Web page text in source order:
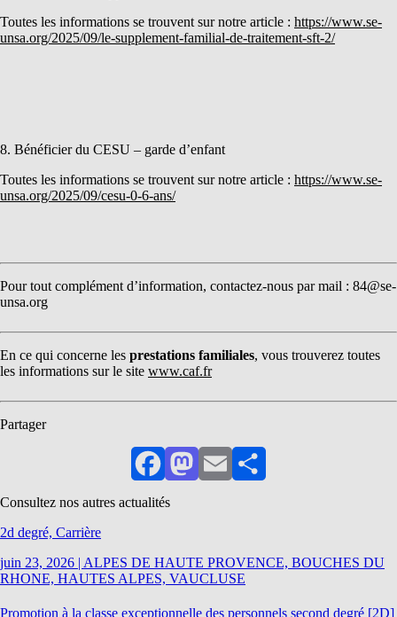
Toutes les informations se trouvent sur notre article : https://www.se-
unsa.org/2025/09/le-supplement-familial-de-traitement-sft-2/
8. Bénéficier du CESU – garde d’enfant
Toutes les informations se trouvent sur notre article : https://www.se-
unsa.org/2025/09/cesu-0-6-ans/
Pour tout complément d’information, contactez-nous par mail : 84@se-
unsa.org
En ce qui concerne les prestations familiales, vous trouverez toutes
les informations sur le site www.caf.fr
Partager
FacebookMastodon
EmailPartager
Consultez nos autres actualités
2d degré, Carrière
juin 23, 2026 | ALPES DE HAUTE PROVENCE, BOUCHES DU
RHONE, HAUTES ALPES, VAUCLUSE
Promotion à la classe exceptionnelle des personnels second degré [2D]